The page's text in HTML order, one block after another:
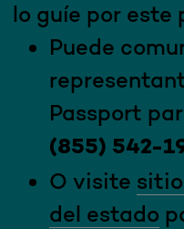
lo guíe por este
Puede
Passport
(855) 542-
O visite
del estado